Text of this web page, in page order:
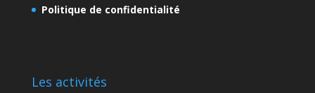
Politique de confidentialité
Les activités